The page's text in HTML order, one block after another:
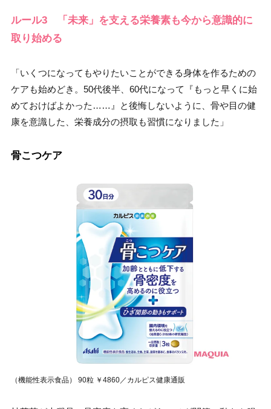
ルール3 「未来」を支える栄養素も今から意識的に
取り始める
「いくつになってもやりたいことができる身体を作るための
ケアも始めどき。50代後半、60代になって『もっと早くに始
めておけばよかった……』と後悔しないように、骨や目の健
康を意識した、栄養成分の摂取も習慣になりました」
骨こつケア
（機能性表示食品） 90粒 ￥4860／カルピス健康通販